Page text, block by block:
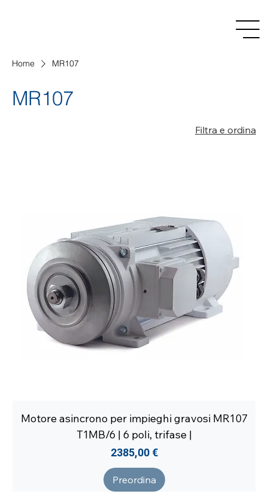
Home MR107
MR107
Filtra e ordina
Motore asincrono per impieghi gravosi MR107
T1MB/6 | 6 poli, trifase |
Prezzo
2385,00 €
Preordina